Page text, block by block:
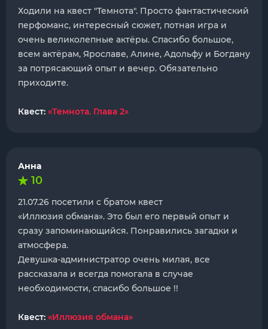
Ходили на квест "Темнота". Просто фантастический
перфоманс, интересный сюжет, потная игра и
очень великолепные актёры. Спасибо большое,
всем актёрам, Ярославе, Алине, Адольфу и Богдану
за потрясающий опыт и вечер. Обязательно
приходите.
Квест: «Темнота. Глава 2»
Анна
10
21.07.26 посетили с братом квест
«Иллюзия обмана». Это был его первый опыт и
сразу запоминающийся. Понравились загадки и
атмосфера.
Девушка-администратор очень милая, все
рассказала и всегда помогала в случае
необходимости, спасибо большое !!
Квест: «Иллюзия обмана»